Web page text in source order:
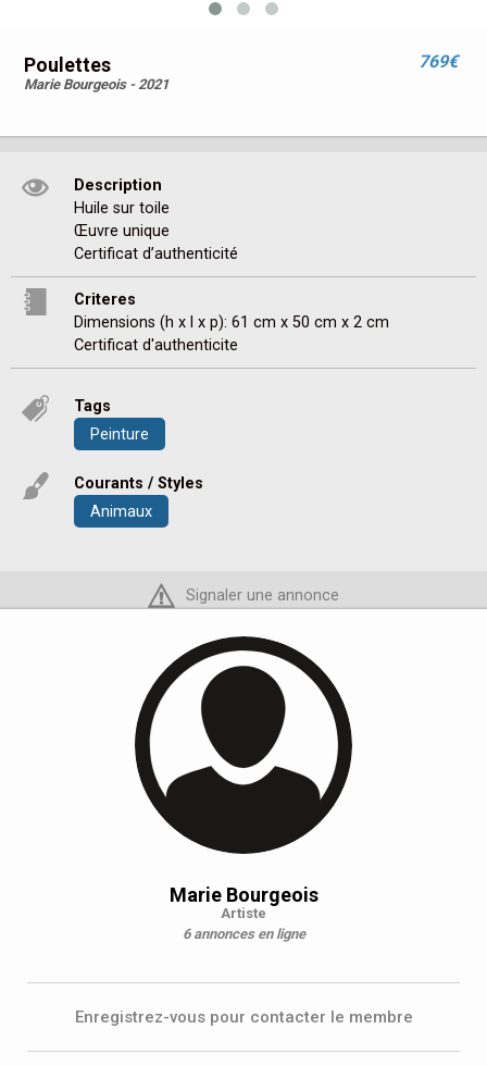
Poulettes
Marie Bourgeois - 2021
769€
Description
Huile sur toile
Œuvre unique
Certificat d’authenticité
Criteres
Dimensions (h x l x p): 61 cm x 50 cm x 2 cm
Certificat d'authenticite
Tags
Peinture
Courants / Styles
Animaux
Signaler une annonce
Marie Bourgeois
Artiste
6 annonces en ligne
Enregistrez-vous pour contacter le membre